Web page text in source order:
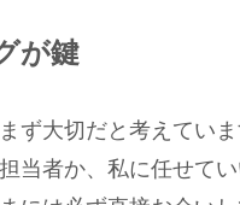
が鍵
ず大切だと考えてい
当者か、私に任せて